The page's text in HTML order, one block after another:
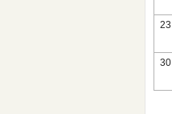
23
30